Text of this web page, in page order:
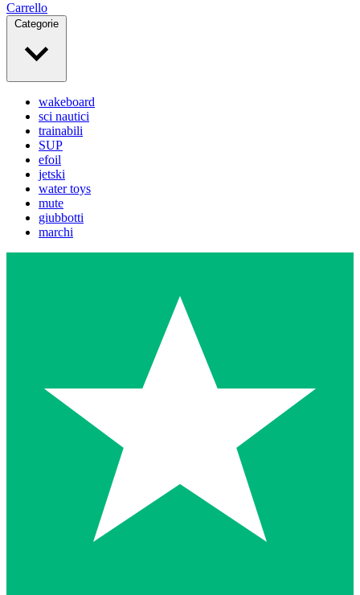
Carrello
Categorie
wakeboard
sci nautici
trainabili
SUP
efoil
jetski
water toys
mute
giubbotti
marchi